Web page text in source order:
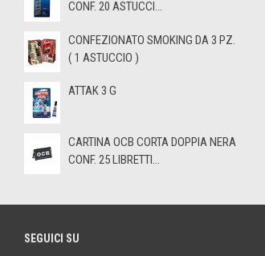
CONF. 20 ASTUCCI...
CONFEZIONATO SMOKING DA 3 PZ.
( 1 ASTUCCIO )
ATTAK 3 G
CARTINA OCB CORTA DOPPIA NERA
CONF. 25 LIBRETTI...
SEGUICI SU